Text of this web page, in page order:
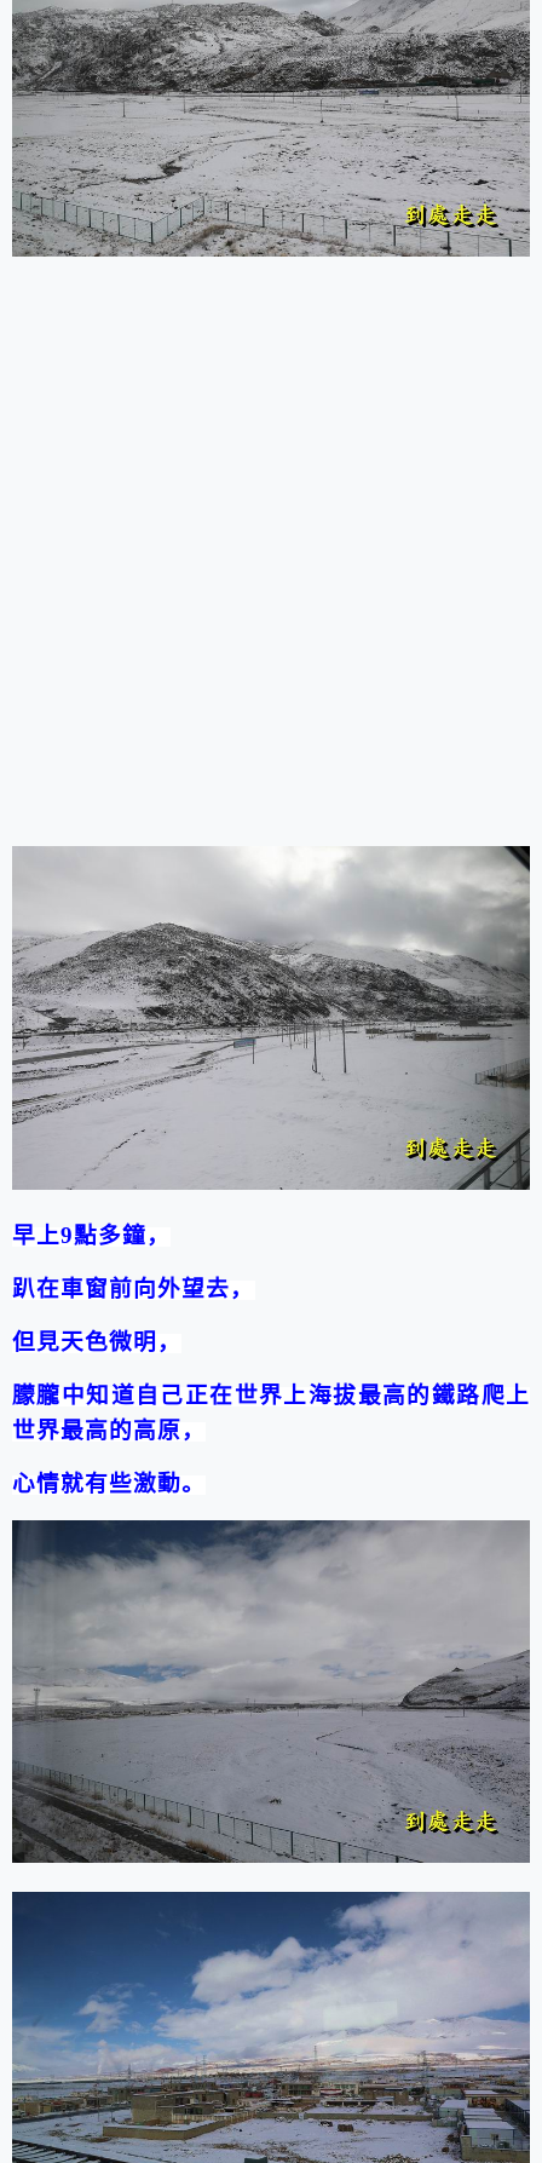
早上9點多鐘，
趴在車窗前向外望去，
但見天色微明，
朦朧中知道自己正在世界上海拔最高的鐵路爬上
世界最高的高原，
心情就有些激動。